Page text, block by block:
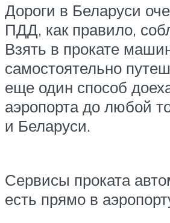
Дороги в Беларуси
ПДД, как правило,
Взять в прокате
самостоятельно
еще один способ
аэропорта до любой
и Беларуси.
Сервисы проката
есть прямо в